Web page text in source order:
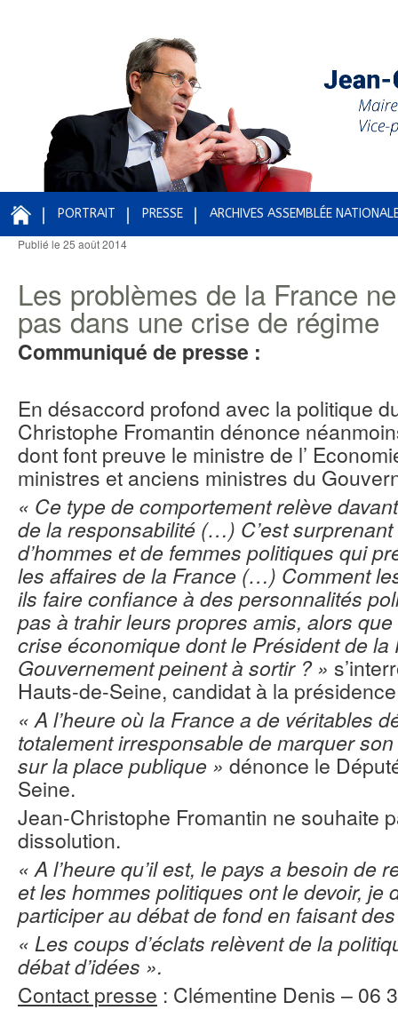
PORTRAIT PRESSE ARCHIVES ASSEMBLÉE
Les problèmes de la France
pas dans une crise de régime
Publié le 25 août 2014
Communiqué de presse :
En désaccord profond avec la politique
Christophe Fromantin dénonce
dont font preuve le ministre de l’
ministres et anciens ministres du
« Ce type de comportement relève
de la responsabilité (…) C’est
d’hommes et de femmes politiques qui
les affaires de la France (…) Comment
ils faire confiance à des personnalités
pas à trahir leurs propres amis, alors
crise économique dont le Président de la
Gouvernement peinent à sortir ? »
Hauts-de-Seine, candidat à la présidence
« A l’heure où la France a de véritables
totalement irresponsable de marquer
sur la place publique » dénonce le
Seine.
Jean-Christophe Fromantin ne souhaite
dissolution.
« A l’heure qu’il est, le pays a besoin de
et les hommes politiques ont le devoir, je
participer au débat de fond en faisant
« Les coups d’éclats relèvent de la
débat d’idées ».
Contact presse : Clémentine Denis – 06